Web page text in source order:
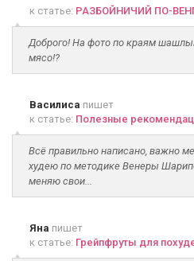
к статье: РАЗБОЙНИЧИЙ ПО-
Доброго! На фото по краям
мясо!?
Василиса пишет
к статье: Полезные
Всё правильно написано, важно
худею по методике Венеры
меняю свои...
Яна пишет
к статье: Грейпфруты для